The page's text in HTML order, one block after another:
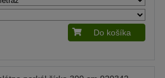
Do košíka